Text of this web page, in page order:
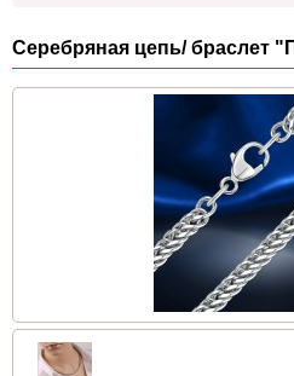
Серебряная цепь/ браслет